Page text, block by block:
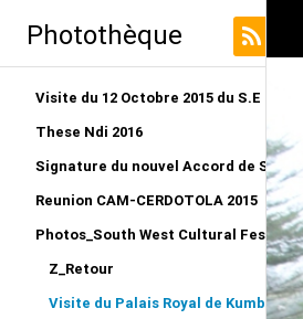
Photothèque
Visite du 12 Octobre 2015 du S.E au LRO
These Ndi 2016
Signature du nouvel Accord de Siège
Reunion CAM-CERDOTOLA 2015
Photos_South West Cultural
Z_Retour
Visite du Palais Royal de